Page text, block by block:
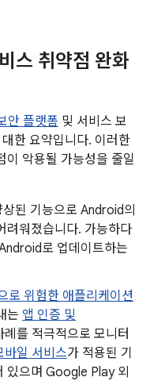
취약점 완화
안 플랫폼 및 서비스 보
한 요약입니다. 이러한
악용될 가능성을 줄일
된 기능으로 Android의
려워졌습니다. 가능하다
로 업데이트하는
로 위험한 애플리케이션
는 앱 인증 및
를 적극적으로 모니터
일 서비스가 적용된 기
있으며 Google Play 외